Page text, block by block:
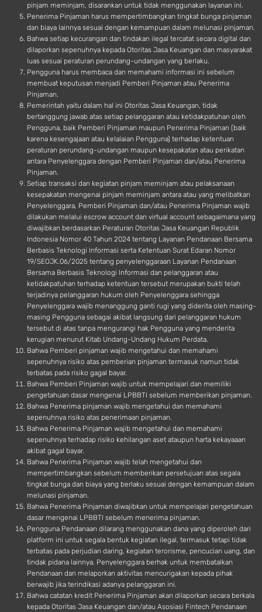
pinjam meminjam, disarankan untuk tidak menggunakan layanan ini.
Penerima Pinjaman harus mempertimbangkan tingkat bunga pinjaman
dan biaya lainnya sesuai dengan kemampuan dalam melunasi pinjaman.
Bahwa setiap kecurangan dan tindakan ilegal tercatat secara digital dan
dilaporkan sepenuhnya kepada Otoritas Jasa Keuangan dan masyarakat
luas sesuai peraturan perundang-undangan yang berlaku.
Pengguna harus membaca dan memahami informasi ini sebelum
membuat keputusan menjadi Pemberi Pinjaman atau Penerima
Pinjaman.
Pemerintah yaitu dalam hal ini Otoritas Jasa Keuangan, tidak
bertanggung jawab atas setiap pelanggaran atau ketidakpatuhan oleh
Pengguna, baik Pemberi Pinjaman maupun Penerima Pinjaman (baik
karena kesengajaan atau kelalaian Pengguna) terhadap ketentuan
peraturan perundang-undangan maupun kesepakatan atau perikatan
antara Penyelenggara dengan Pemberi Pinjaman dan/atau Penerima
Pinjaman.
Setiap transaksi dan kegiatan pinjam meminjam atau pelaksanaan
kesepakatan mengenai pinjam meminjam antara atau yang melibatkan
Penyelenggara, Pemberi Pinjaman dan/atau Penerima Pinjaman wajib
dilakukan melalui escrow account dan virtual account sebagaimana yang
diwajibkan berdasarkan Peraturan Otoritas Jasa Keuangan Republik
Indonesia Nomor 40 Tahun 2024 tentang Layanan Pendanaan Bersama
Berbasis Teknologi Informasi serta Ketentuan Surat Edaran Nomor
19/SEOJK.06/2025 tentang penyelenggaraan Layanan Pendanaan
Bersama Berbasis Teknologi Informasi dan pelanggaran atau
ketidakpatuhan terhadap ketentuan tersebut merupakan bukti telah
terjadinya pelanggaran hukum oleh Penyelenggara sehingga
Penyelenggara wajib menanggung ganti rugi yang diderita oleh masing-
masing Pengguna sebagai akibat langsung dari pelanggaran hukum
tersebut di atas tanpa mengurangi hak Pengguna yang menderita
kerugian menurut Kitab Undang-Undang Hukum Perdata.
Bahwa Pemberi pinjaman wajib mengetahui dan memahami
sepenuhnya risiko atas pemberian pinjaman termasuk namun tidak
terbatas pada risiko gagal bayar.
Bahwa Pemberi Pinjaman wajib untuk mempelajari dan memiliki
pengetahuan dasar mengenai LPBBTI sebelum memberikan pinjaman.
Bahwa Penerima pinjaman wajib mengetahui dan memahami
sepenuhnya risiko atas penerimaan pinjaman.
Bahwa Penerima Pinjaman wajib mengetahui dan memahami
sepenuhnya terhadap risiko kehilangan aset ataupun harta kekayaaan
akibat gagal bayar.
Bahwa Penerima Pinjaman wajib telah mengetahui dan
mempertimbangkan sebelum memberikan persetujuan atas segala
tingkat bunga dan biaya yang berlaku sesuai dengan kemampuan dalam
melunasi pinjaman.
Bahwa Penerima Pinjaman diwajibkan untuk mempelajari pengetahuan
dasar mengenai LPBBTI sebelum menerima pinjaman.
Pengguna Pendanaan dilarang menggunakan dana yang diperoleh dari
platform ini untuk segala bentuk kegiatan ilegal, termasuk tetapi tidak
terbatas pada perjudian daring, kegiatan terorisme, pencucian uang, dan
tindak pidana lainnya. Penyelenggara berhak untuk membatalkan
Pendanaan dan melaporkan aktivitas mencurigakan kepada pihak
berwajib jika terindikasi adanya pelanggaran ini.
Bahwa catatan kredit Penerima Pinjaman akan dilaporkan secara berkala
kepada Otoritas Jasa Keuangan dan/atau Asosiasi Fintech Pendanaan